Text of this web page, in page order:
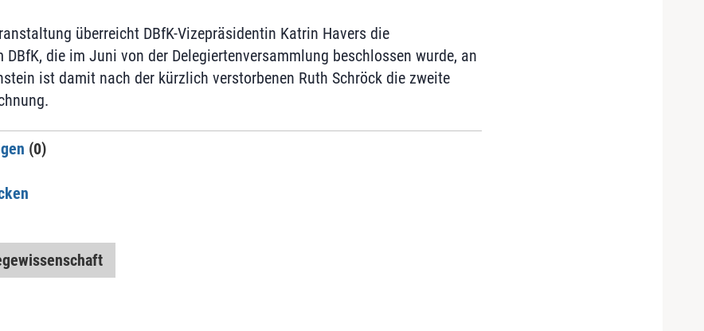
überreicht DBfK-Vizepräsidentin Katrin Havers die
die im Juni von der Delegiertenversammlung beschlossen wurde, an
ist damit nach der kürzlich verstorbenen Ruth Schröck die zweite
(0)